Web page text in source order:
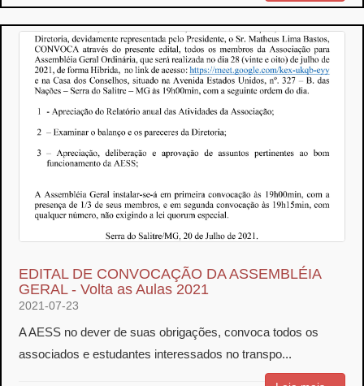
EDITAL DE CONVOCAÇÃO DA ASSEMBLÉIA
GERAL - Volta as Aulas 2021
2021-07-23
A AESS no dever de suas obrigações, convoca todos os
associados e estudantes interessados no transpo...